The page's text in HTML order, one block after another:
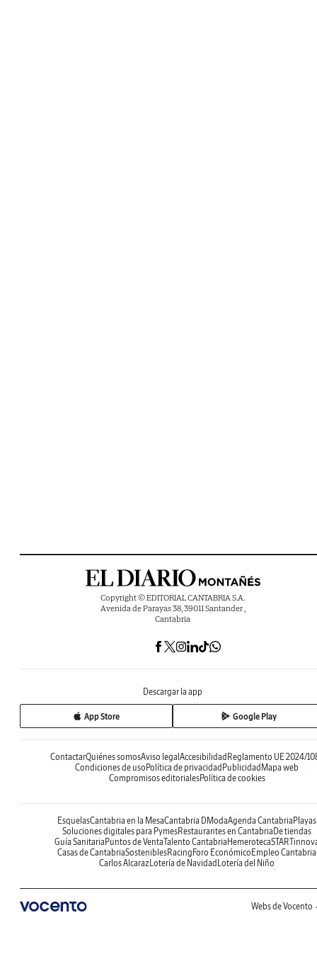
Copyright © EDITORIAL CANTABRIA S.A.
Avenida de Parayas 38, 39011 Santander ,
Cantabria
Descargar la app
App Store Google Play
ContactarQuiénes somosAviso legal Accesibilidad Reglamento UE 2024/
Condiciones de uso Política de privacidad Publicidad Mapa web
Compromisos editorialesPolítica de cookies
EsquelasCantabria en la MesaCantabria DModaAgenda Cantabria Playas
Soluciones digitales para PymesRestaurantes en Cantabria De tiendas
Guía Sanitaria Puntos de VentaTalento Cantabria Hemeroteca
Casas de CantabriaSosteniblesRacing Foro Económico Empleo Cantabria
Carlos AlcarazLotería de Navidad Lotería del Niño
Webs de Vocento